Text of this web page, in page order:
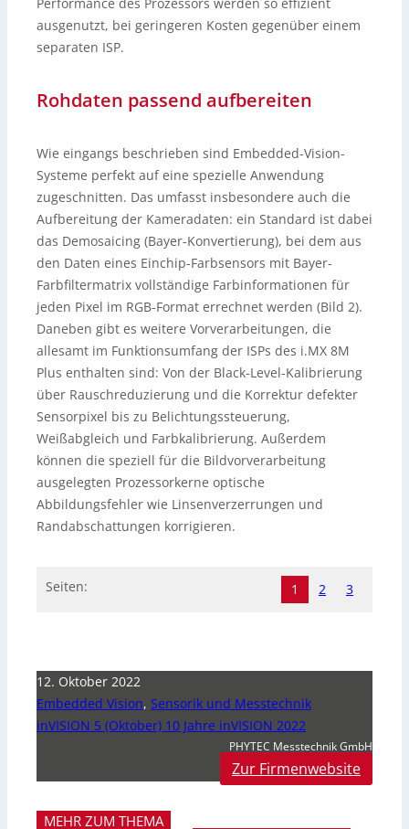
ausgenutzt, bei geringeren Kosten gegenüber einem
separaten ISP.
Rohdaten passend aufbereiten
Wie eingangs beschrieben sind Embedded-Vision-
Systeme perfekt auf eine spezielle Anwendung
zugeschnitten. Das umfasst insbesondere auch die
Aufbereitung der Kameradaten: ein Standard ist dabei
das Demosaicing (Bayer-Konvertierung), bei dem aus
den Daten eines Einchip-Farbsensors mit Bayer-
Farbfiltermatrix vollständige Farbinformationen für
jeden Pixel im RGB-Format errechnet werden (Bild 2).
Daneben gibt es weitere Vorverarbeitungen, die
allesamt im Funktionsumfang der ISPs des i.MX 8M
Plus enthalten sind: Von der Black-Level-Kalibrierung
über Rauschreduzierung und die Korrektur defekter
Sensorpixel bis zu Belichtungssteuerung,
Weißabgleich und Farbkalibrierung. Außerdem
können die speziell für die Bildvorverarbeitung
ausgelegten Prozessorkerne optische
Abbildungsfehler wie Linsenverzerrungen und
Randabschattungen korrigieren.
Seiten: 1 2 3
12. Oktober 2022
Embedded Vision, Sensorik und Messtechnik
inVISION 5 (Oktober) 10 Jahre inVISION 2022
PHYTEC Messtechnik GmbH
Zur Firmenwebsite
MEHR ZUM THEMA